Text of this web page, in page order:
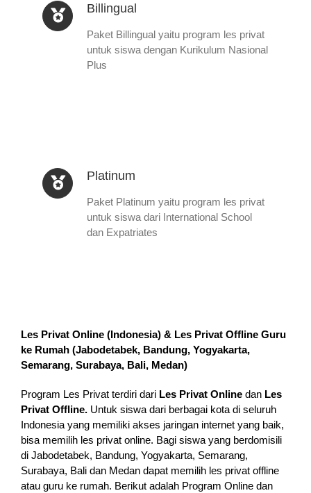
Billingual
Paket Billingual yaitu program les privat
untuk siswa dengan Kurikulum Nasional
Plus
Platinum
Paket Platinum yaitu program les privat
untuk siswa dari International School
dan Expatriates
Les Privat Online (Indonesia) & Les Privat Offline Guru
ke Rumah (Jabodetabek, Bandung, Yogyakarta,
Semarang, Surabaya, Bali, Medan)
Program Les Privat terdiri dari Les Privat Online dan Les
Privat Offline. Untuk siswa dari berbagai kota di seluruh
Indonesia yang memiliki akses jaringan internet yang baik,
bisa memilih les privat online. Bagi siswa yang berdomisili
di Jabodetabek, Bandung, Yogyakarta, Semarang,
Surabaya, Bali dan Medan dapat memilih les privat offline
atau guru ke rumah. Berikut adalah Program Online dan